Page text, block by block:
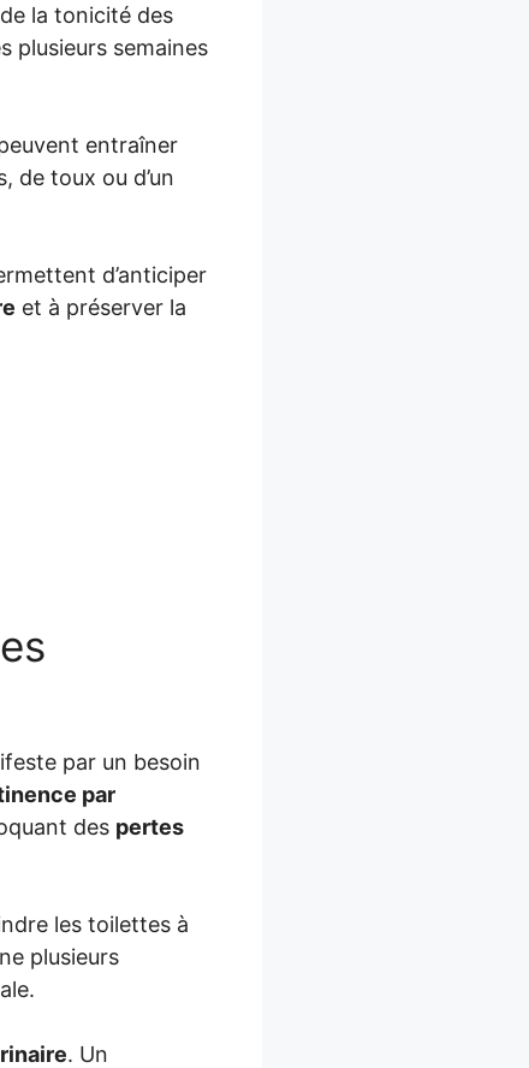
la tonicité des
plusieurs semaines
entraîner
de toux ou d’un
d’anticiper
et à préserver la
par un besoin
par
des pertes
les toilettes à
plusieurs
. Un